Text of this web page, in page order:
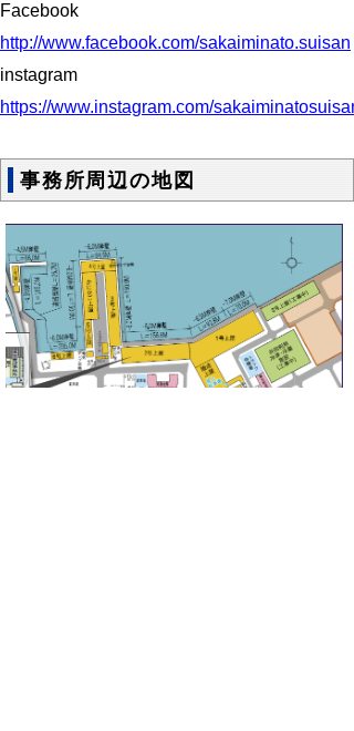
Facebook
http://www.facebook.com/sakaiminato.suisan
instagram
https://www.instagram.com/
事務所周辺の地図